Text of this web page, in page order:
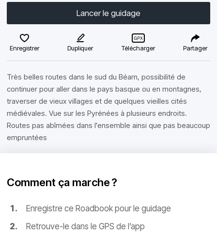
Lancer le guidage
Enregistrer Dupliquer Télécharger Partager
Très belles routes dans le sud du Béarn, possibilité de
continuer pour aller dans le pays basque ou en montagnes,
traverser de vieux villages et de quelques vieilles cités
médiévales. Vue sur les Pyrénées à plusieurs endroits.
Routes pas abîmées dans l'ensemble ainsi que pas beaucoup
empruntées
Comment ça marche ?
Enregistre ce Roadbook pour le guidage
Retrouve-le dans le GPS de l’app